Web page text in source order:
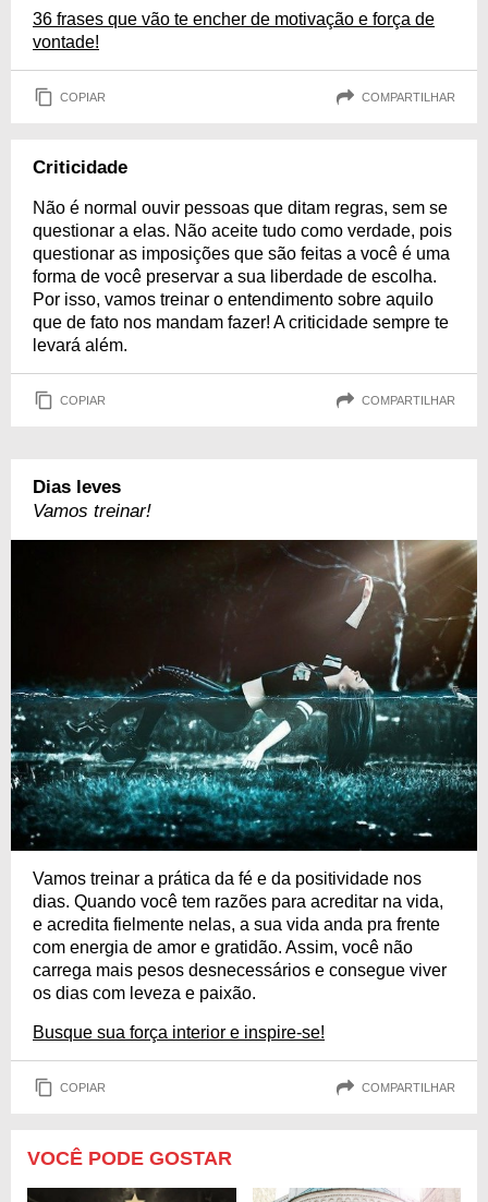
36 frases que vão te encher de motivação e força de
vontade!
COPIAR COMPARTILHAR
Criticidade
Não é normal ouvir pessoas que ditam regras, sem se
questionar a elas. Não aceite tudo como verdade, pois
questionar as imposições que são feitas a você é uma
forma de você preservar a sua liberdade de escolha.
Por isso, vamos treinar o entendimento sobre aquilo
que de fato nos mandam fazer! A criticidade sempre te
levará além.
COPIAR COMPARTILHAR
Dias leves
Vamos treinar!
Vamos treinar a prática da fé e da positividade nos
dias. Quando você tem razões para acreditar na vida,
e acredita fielmente nelas, a sua vida anda pra frente
com energia de amor e gratidão. Assim, você não
carrega mais pesos desnecessários e consegue viver
os dias com leveza e paixão.
Busque sua força interior e inspire-se!
COPIAR COMPARTILHAR
VOCÊ PODE GOSTAR